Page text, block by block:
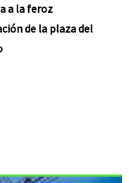
a la feroz
de la plaza del